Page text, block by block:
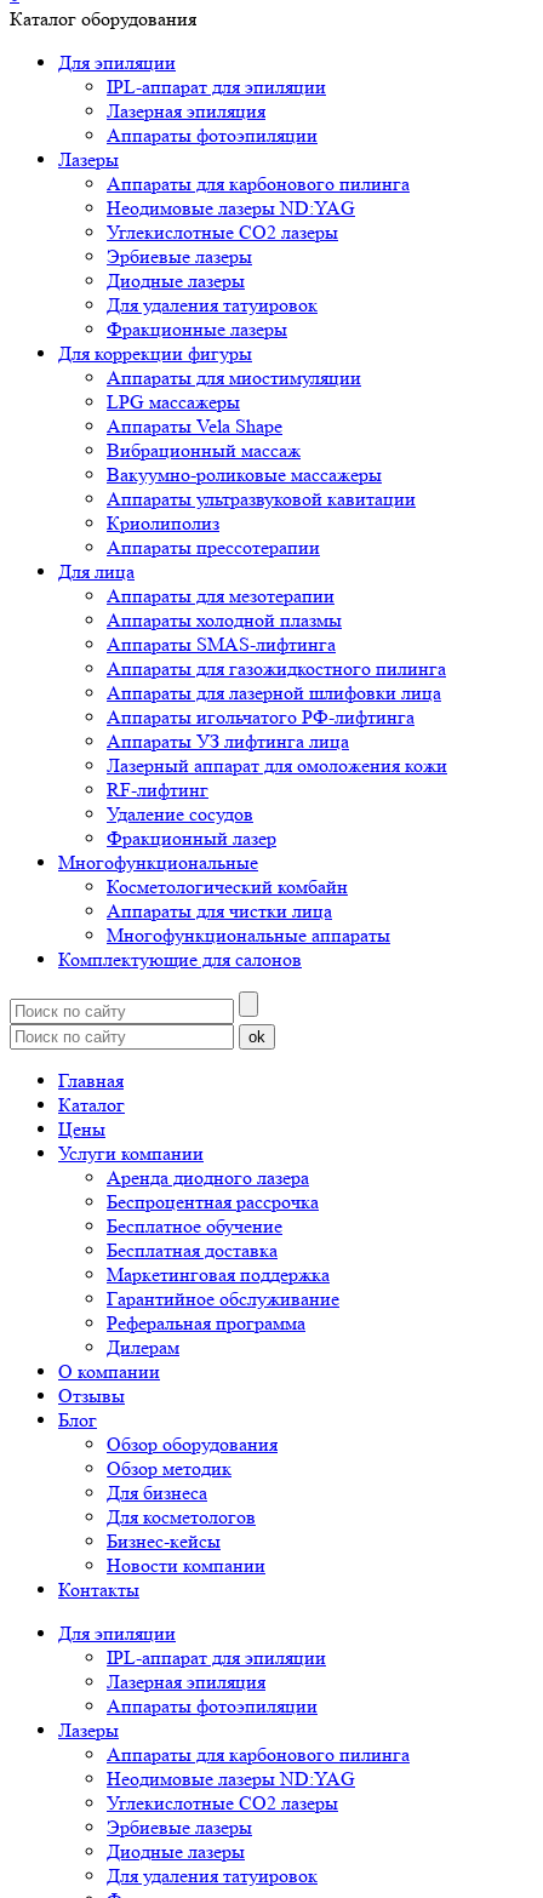
Каталог оборудования
Для эпиляции
IPL-аппарат для эпиляции
Лазерная эпиляция
Аппараты фотоэпиляции
Лазеры
Аппараты для карбонового пилинга
Неодимовые лазеры ND:YAG
Углекислотные СО2 лазеры
Эрбиевые лазеры
Диодные лазеры
Для удаления татуировок
Фракционные лазеры
Для коррекции фигуры
Аппараты для миостимуляции
LPG массажеры
Аппараты Vela Shape
Вибрационный массаж
Вакуумно-роликовые массажеры
Аппараты ультразвуковой кавитации
Криолиполиз
Аппараты прессотерапии
Для лица
Аппараты для мезотерапии
Аппараты холодной плазмы
Аппараты SMAS-лифтинга
Аппараты для газожидкостного пилинга
Аппараты для лазерной шлифовки лица
Аппараты игольчатого РФ-лифтинга
Аппараты УЗ лифтинга лица
Лазерный аппарат для омоложения кожи
RF-лифтинг
Удаление сосудов
Фракционный лазер
Многофункциональные
Косметологический комбайн
Аппараты для чистки лица
Многофункциональные аппараты
Комплектующие для салонов
ok
Главная
Каталог
Цены
Услуги компании
Аренда диодного лазера
Беспроцентная рассрочка
Бесплатное обучение
Бесплатная доставка
Маркетинговая поддержка
Гарантийное обслуживание
Реферальная программа
Дилерам
О компании
Отзывы
Блог
Обзор оборудования
Обзор методик
Для бизнеса
Для косметологов
Бизнес-кейсы
Новости компании
Контакты
Для эпиляции
IPL-аппарат для эпиляции
Лазерная эпиляция
Аппараты фотоэпиляции
Лазеры
Аппараты для карбонового пилинга
Неодимовые лазеры ND:YAG
Углекислотные СО2 лазеры
Эрбиевые лазеры
Диодные лазеры
Для удаления татуировок